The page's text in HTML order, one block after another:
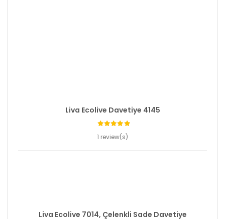
Liva Ecolive Davetiye 4145
1 review(s)
Liva Ecolive 7014, Çelenkli Sade Davetiye